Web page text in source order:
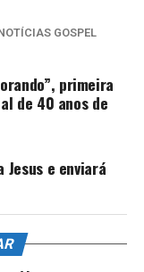
GOSPEL
primeira
de 40 anos de
e enviará